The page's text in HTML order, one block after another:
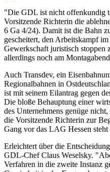
"Die GDL ist nicht offenkundig
Vorsitzende Richterin die
6 Ga 4/24). Damit ist die Bahn
gescheitert, den Arbeitskampf
Gewerkschaft juristisch stoppen
allerdings noch am
Auch Transdev, ein
Regionalbahnen in
ist mit seinem Eilantrag gegen
Die bloße Behauptung einer
des Unternehmens genüge
die Vorsitzende Richterin zur
Gang vor das LAG Hessen
Erleichtert über die
GDL-Chef Claus Weselsky.
Verfahren in die zweite Instanz